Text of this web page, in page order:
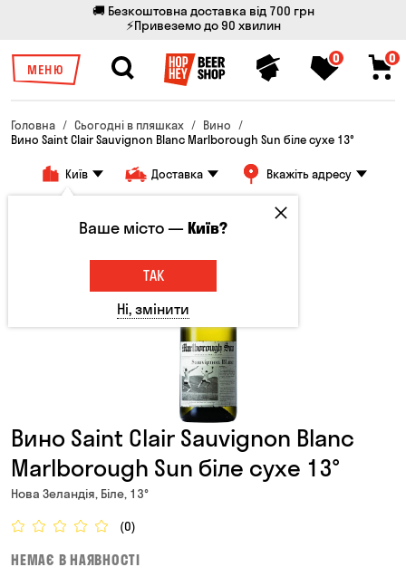
🚚 Безкоштовна доставка від 700 грн
⚡Привеземо до 90 хвилин
МЕНЮ
0 0
Головна Сьогодні в пляшках
Вино
Вино Saint Clair Sauvignon Blanc Marlborough Sun біле сухе 13°
Київ Доставка Вкажіть адресу
Вино Saint Clair Sauvignon Blanc
Marlborough Sun біле сухе 13°
Нова Зеландія, Біле, 13°
(0)
НЕМАЄ В НАЯВНОСТІ
Ваше місто —Київ?
ТАК
Ні, змінити